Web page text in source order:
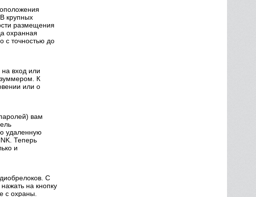
крупных
размещения
охранная
с точностью до
вход или
К
или о
вам
удаленную
Теперь
и
С
на кнопку
с охраны.